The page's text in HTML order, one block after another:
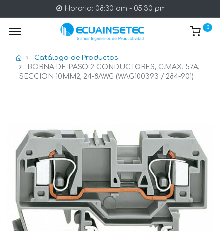
Horario: 08:30 am - 05:30 pm
0
Catálogo de Productos
BORNA DE PASO 2 CONDUCTORES, C.MAX. 57A,
SECCION 10MM2, 24-8AWG (WAG100393 / 284-901)